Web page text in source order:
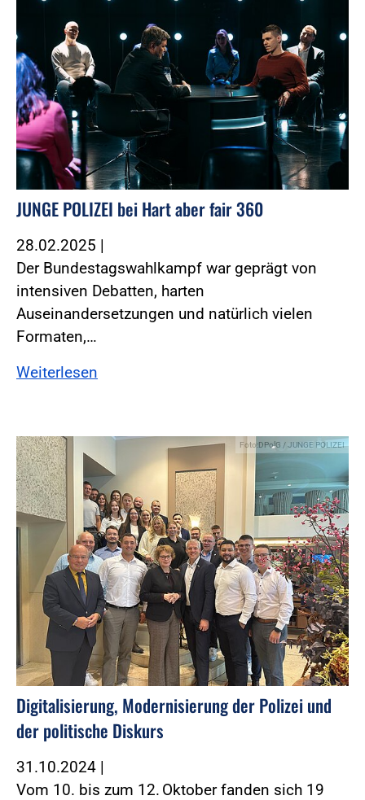
JUNGE POLIZEI bei Hart aber fair 360
28.02.2025 |
Der Bundestagswahlkampf war geprägt von
intensiven Debatten, harten
Auseinandersetzungen und natürlich vielen
Formaten,…
Weiterlesen
Foto:DPolG / JUNGE POLIZEI
Digitalisierung, Modernisierung der Polizei und
der politische Diskurs
31.10.2024 |
Vom 10. bis zum 12. Oktober fanden sich 19